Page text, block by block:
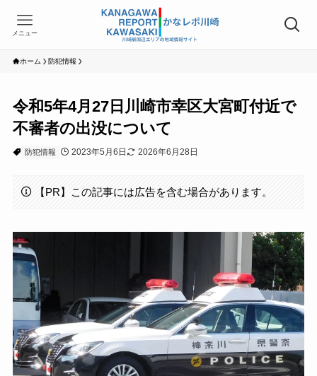
メニュー
ホーム 防犯情報
令和5年4月27日川崎市幸区大宮町付近で
不審者の出没について
防犯情報 2023年5月6日 2026年6月28日
【PR】この記事には広告を含む場合があります。